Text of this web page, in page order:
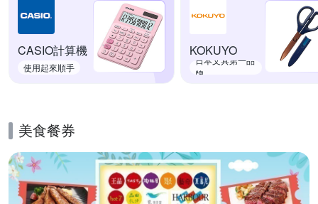
CASIO計算機
使用起來順手
KOKUYO
日本文具第一品
牌
美食餐券